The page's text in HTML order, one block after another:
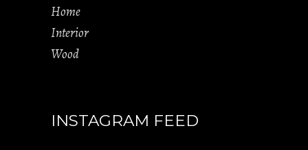
Home
Interior
Wood
INSTAGRAM FEED